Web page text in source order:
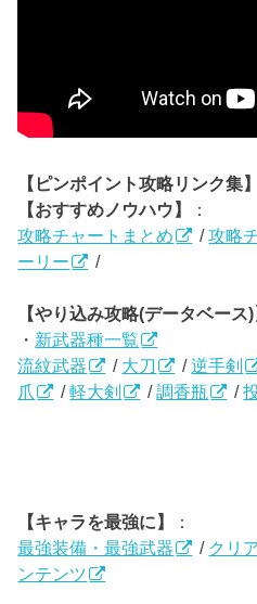
【ピンポイント攻略リンク集】
【おすすめノウハウ】
：
攻略チャートまとめ
/攻略
ーリー
/
【やり込み攻略(データベース)
・ 新武器種一覧
流紋武器
/ 大刀 /逆手剣
爪
/軽大剣 /調香瓶 /
【キャラを最強に】
：
最強装備・最強武器
/ クリ
ンテンツ